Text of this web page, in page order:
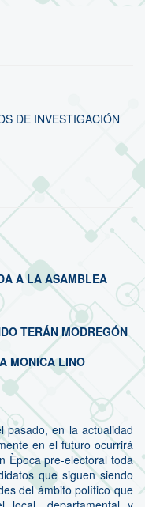
DE INVESTIGACIÓN
A LA ASAMBLEA
TERÁN MODREGÓN
MONICA LINO
pasado, en la actualidad
en el futuro ocurrirá
Època pre-electoral toda
que siguen siendo
del ámbito político que